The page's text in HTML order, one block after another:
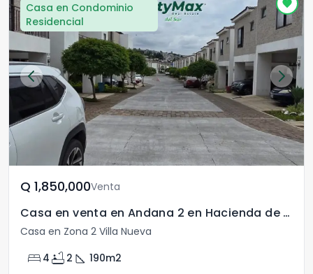
Casa en Condominio
Residencial
Q	1,850,000Venta
Casa en venta en Andana 2 en Hacienda de Las Flores
Casa en Zona 2 Villa Nueva
bed 4 bathtub 2 square_foot 190m2